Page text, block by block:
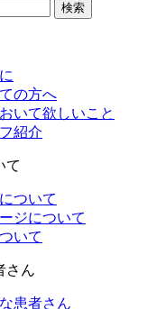
検索
の方へ
いて欲しいこと
紹介
て
ついて
ジについて
いて
さん
患者さん